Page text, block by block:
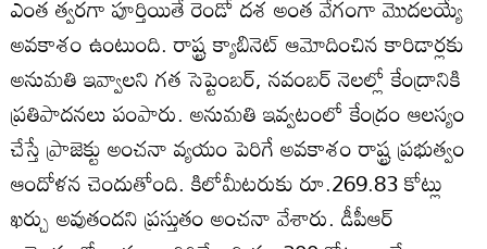
ఎంత త్వరగా పూర్తియితే రెండో దశ అంత వేగంగా మొదలయ్యే
అవకాశం ఉంటుంది. రాష్ట్ర క్యాబినెట్‌ ఆమోదించిన కారిడార్లకు
అనుమతి ఇవ్వాలని గత సెప్టెంబర్‌, నవంబర్‌ నెలల్లో కేంద్రానికి
ప్రతిపాదనలు పంపారు. అనుమతి ఇవ్వటంలో కేంద్రం ఆలస్యం
చేస్తే ప్రాజెక్టు అంచనా వ్యయం పెరిగే అవకాశం రాష్ట్ర ప్రభుత్వం
ఆందోళన చెందుతోంది. కిలోమీటరుకు రూ.269.83 కోట్లు
ఖర్చు అవుతందని ప్రస్తుతం అంచనా వేశారు. డీపీఆర్‌